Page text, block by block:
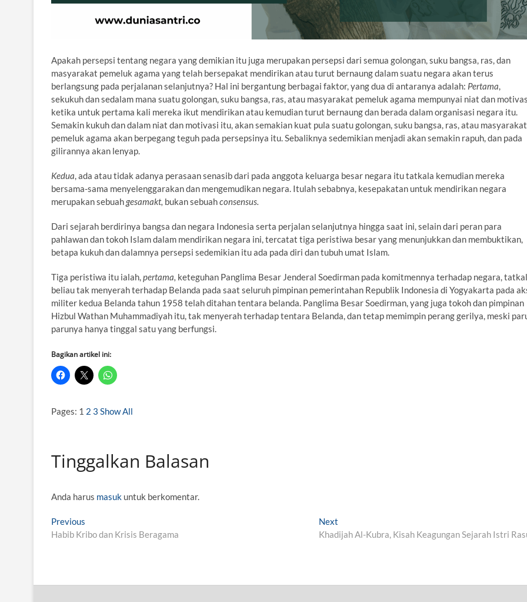
Apakah persepsi tentang negara yang demikian itu juga merupakan persepsi dari semua golongan, suku bangsa, ras, dan
masyarakat pemeluk agama yang telah bersepakat mendirikan atau turut bernaung dalam suatu negara akan terus
berlangsung pada perjalanan selanjutnya? Hal ini bergantung berbagai faktor, yang dua di antaranya adalah: Pertama,
sekukuh dan sedalam mana suatu golongan, suku bangsa, ras, atau masyarakat pemeluk agama mempunyai niat dan
ketika untuk pertama kali mereka ikut mendirikan atau kemudian turut bernaung dan berada dalam organisasi negara itu.
Semakin kukuh dan dalam niat dan motivasi itu, akan semakian kuat pula suatu golongan, suku bangsa, ras, atau masyarakat
pemeluk agama akan berpegang teguh pada persepsinya itu. Sebaliknya sedemikian menjadi akan semakin rapuh, dan pada
gilirannya akan lenyap.
Kedua, ada atau tidak adanya perasaan senasib dari pada anggota keluarga besar negara itu tatkala kemudian mereka
bersama-sama menyelenggarakan dan mengemudikan negara. Itulah sebabnya, kesepakatan untuk mendirikan negara
merupakan sebuahgesamakt, bukan sebuahconsensus.
Dari sejarah berdirinya bangsa dan negara Indonesia serta perjalan selanjutnya hingga saat ini, selain dari peran para
pahlawan dan tokoh Islam dalam mendirikan negara ini, tercatat tiga peristiwa besar yang menunjukkan dan membuktikan,
betapa kukuh dan dalamnya persepsi sedemikian itu ada pada diri dan tubuh umat Islam.
Tiga peristiwa itu ialah,pertama, keteguhan Panglima Besar Jenderal Soedirman pada komitmennya terhadap negara,
beliau tak menyerah terhadap Belanda pada saat seluruh pimpinan pemerintahan Republik Indonesia di Yogyakarta pada
militer kedua Belanda tahun 1958 telah ditahan tentara belanda. Panglima Besar Soedirman, yang juga tokoh dan pimpinan
Hizbul Wathan Muhammadiyah itu, tak menyerah terhadap tentara Belanda, dan tetap memimpin perang gerilya, meski
parunya hanya tinggal satu yang berfungsi.
Bagikan artikel ini:
Pages: 1 2 3 Show All
Tinggalkan Balasan
Anda harus masuk untuk berkomentar.
N
a
i
Previous
r
o
Habib Kribo dan Krisis Beragama
Next
e
o
Khadijah Al-Kubra, Kisah Keagungan Sejarah Istri